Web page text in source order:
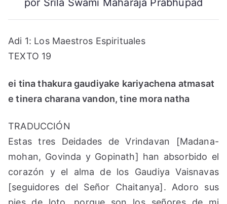
Adi 1: Los Maestros Espirituales
TEXTO 19
ei tina thakura gaudiyake kariyachena atmasat
e tinera charana vandon, tine mora natha
TRADUCCIÓN
Estas tres Deidades de Vrindavan [Madana-
mohan, Govinda y Gopinath] han absorbido el
corazón y el alma de los Gaudiya Vaisnavas
[seguidores del Señor Chaitanya]. Adoro sus